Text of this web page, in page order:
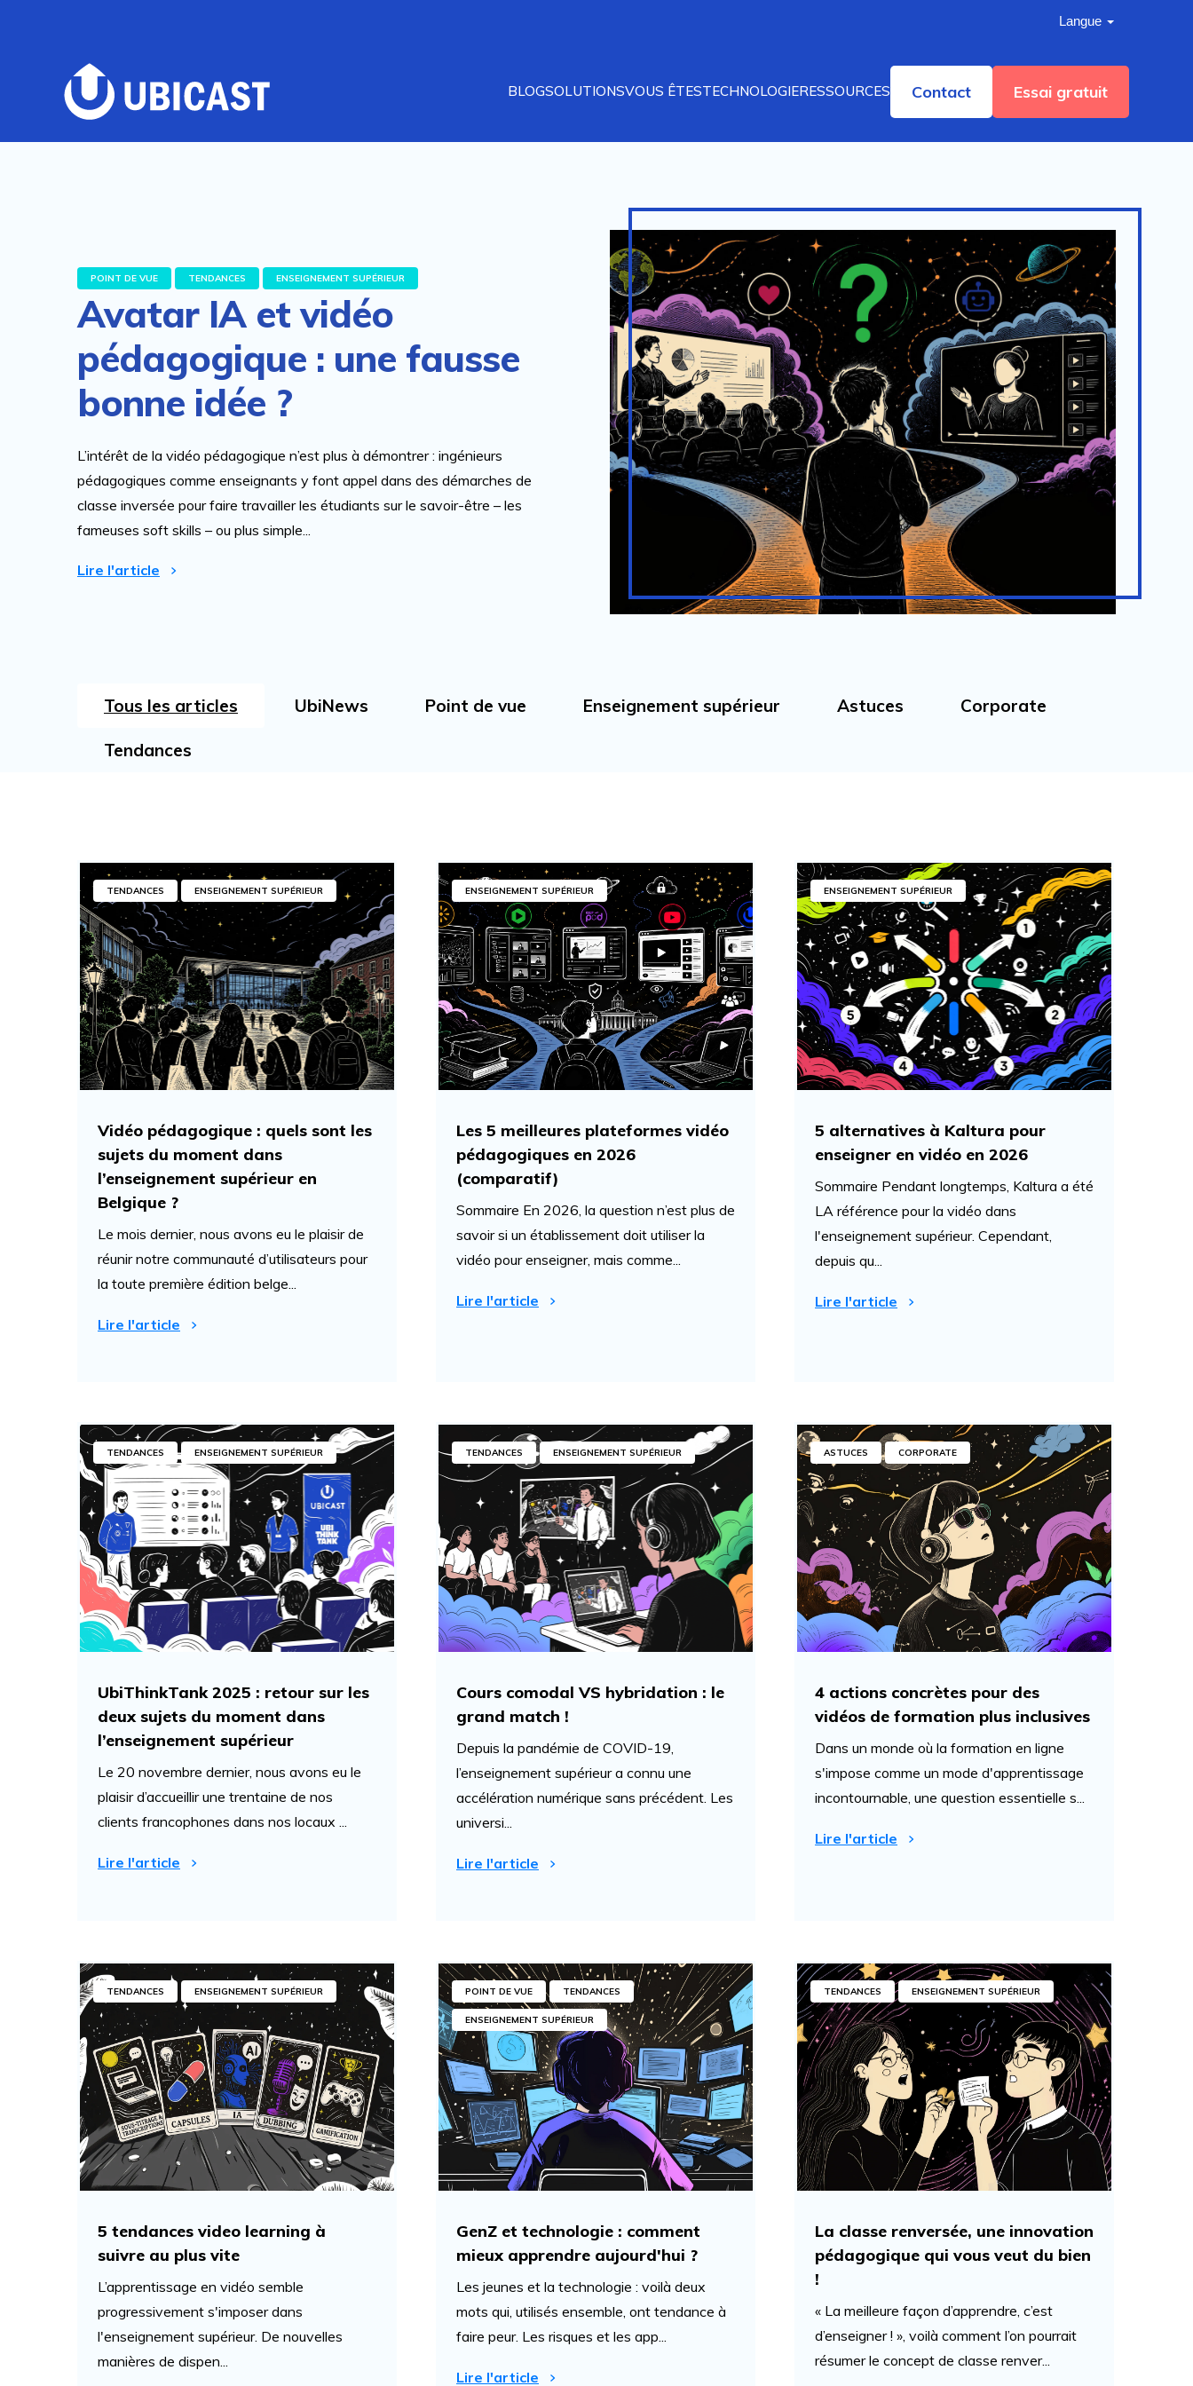
Langue
BLOGSOLUTIONSVOUS ÊTESTECHNOLOGIERESSOURCES Contact Essai gratuit
POINT DE VUE TENDANCES ENSEIGNEMENT SUPÉRIEUR
Avatar IA et vidéo
pédagogique : une fausse
bonne idée ?
L’intérêt de la vidéo pédagogique n’est plus à démontrer : ingénieurs
pédagogiques comme enseignants y font appel dans des démarches de
classe inversée pour faire travailler les étudiants sur le savoir-être – les
fameuses soft skills – ou plus simple...
Lire l'article
Tous les articles UbiNews Point de vue Enseignement supérieur Astuces Corporate
Tendances
TENDANCES ENSEIGNEMENT SUPÉRIEUR
Vidéo pédagogique : quels sont les
sujets du moment dans
l’enseignement supérieur en
Belgique ?
Le mois dernier, nous avons eu le plaisir de
réunir notre communauté d’utilisateurs pour
la toute première édition belge...
Lire l'article
ENSEIGNEMENT SUPÉRIEUR
Les 5 meilleures plateformes vidéo
pédagogiques en 2026
(comparatif)
Sommaire En 2026, la question n’est plus de
savoir si un établissement doit utiliser la
vidéo pour enseigner, mais comme...
Lire l'article
ENSEIGNEMENT SUPÉRIEUR
5 alternatives à Kaltura pour
enseigner en vidéo en 2026
Sommaire Pendant longtemps, Kaltura a été
LA référence pour la vidéo dans
l'enseignement supérieur. Cependant,
depuis qu...
Lire l'article
TENDANCES ENSEIGNEMENT SUPÉRIEUR
UbiThinkTank 2025 : retour sur les
deux sujets du moment dans
l’enseignement supérieur
Le 20 novembre dernier, nous avons eu le
plaisir d’accueillir une trentaine de nos
clients francophones dans nos locaux ...
Lire l'article
TENDANCES ENSEIGNEMENT SUPÉRIEUR
Cours comodal VS hybridation : le
grand match !
Depuis la pandémie de COVID-19,
l’enseignement supérieur a connu une
accélération numérique sans précédent. Les
universi...
Lire l'article
ASTUCES CORPORATE
4 actions concrètes pour des
vidéos de formation plus inclusives
Dans un monde où la formation en ligne
s'impose comme un mode d'apprentissage
incontournable, une question essentielle s...
Lire l'article
TENDANCES ENSEIGNEMENT SUPÉRIEUR
5 tendances video learning à
suivre au plus vite
L’apprentissage en vidéo semble
progressivement s'imposer dans
l'enseignement supérieur. De nouvelles
manières de dispen...
POINT DE VUE TENDANCES
ENSEIGNEMENT SUPÉRIEUR
GenZ et technologie : comment
mieux apprendre aujourd'hui ?
Les jeunes et la technologie : voilà deux
mots qui, utilisés ensemble, ont tendance à
faire peur. Les risques et les app...
Lire l'article
TENDANCES ENSEIGNEMENT SUPÉRIEUR
La classe renversée, une innovation
pédagogique qui vous veut du bien
!
« La meilleure façon d’apprendre, c’est
d’enseigner ! », voilà comment l’on pourrait
résumer le concept de classe renver...